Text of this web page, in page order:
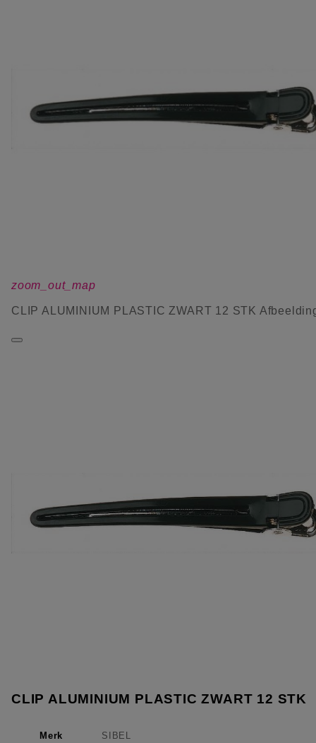
zoom_out_map
CLIP ALUMINIUM PLASTIC ZWART 12 STK
CLIP ALUMINIUM PLASTIC ZWART 12 STK
Merk
SIBEL